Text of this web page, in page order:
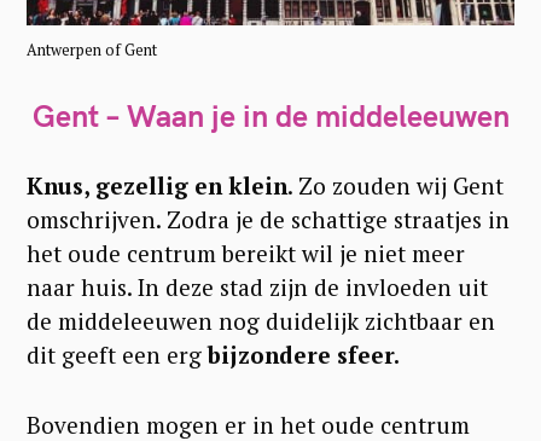
Antwerpen of Gent
Gent – Waan je in de middeleeuwen
Knus, gezellig en klein. Zo zouden wij Gent
omschrijven. Zodra je de schattige straatjes in
het oude centrum bereikt wil je niet meer
naar huis. In deze stad zijn de invloeden uit
de middeleeuwen nog duidelijk zichtbaar en
dit geeft een ergbijzondere sfeer.
Bovendien mogen er in het oude centrum